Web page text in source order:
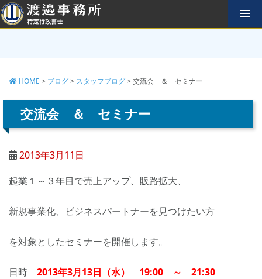
コ
ン
テ
HOME > ブログ> スタッフブログ> 交流会 ＆ セミナー
交流会 ＆ セミナー
2013年3月11日
起業１～３年目で売上アップ、販路拡大、
新規事業化、ビジネスパートナーを見つけたい方
を対象としたセミナーを開催します。
日時 2013年3月13日（水） 19:00 ～ 21:30